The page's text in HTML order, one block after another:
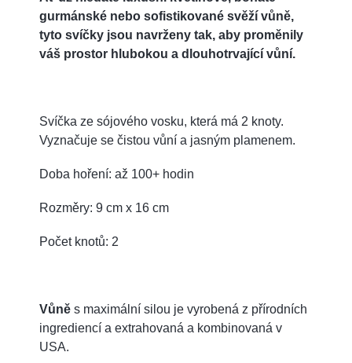
gurmánské nebo sofistikované svěží vůně,
tyto svíčky jsou navrženy tak, aby proměnily
váš prostor hlubokou a dlouhotrvající vůní.
Svíčka ze sójového vosku, která má 2 knoty.
Vyznačuje se čistou vůní a jasným plamenem.
Doba hoření: až 100+ hodin
Rozměry: 9 cm x 16 cm
Počet knotů: 2
Vůně s maximální silou je vyrobená z přírodních
ingrediencí a extrahovaná a kombinovaná v
USA.